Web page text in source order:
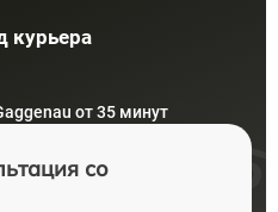
курьера
от 35 минут
со